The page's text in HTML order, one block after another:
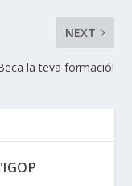
NEXT
la teva formació!